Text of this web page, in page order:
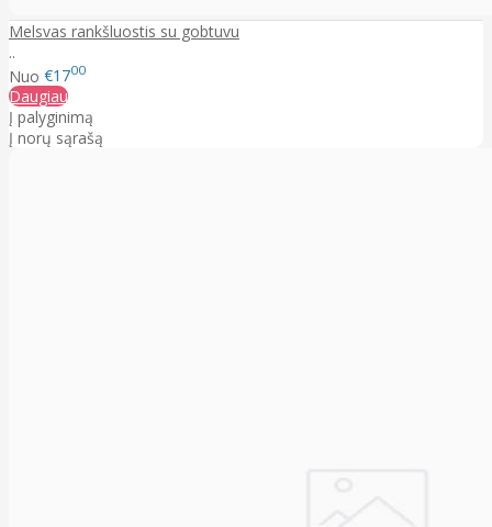
Melsvas rankšluostis su gobtuvu
..
Nuo €1700
Daugiau
Į palyginimą
Į norų sąrašą